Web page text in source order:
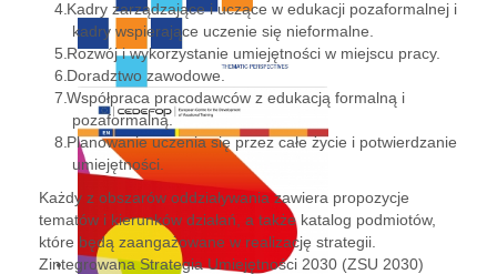
Kadry zarządzające i uczące w edukacji pozaformalnej i
kadry wspierające uczenie się nieformalne.
Rozwój i wykorzystanie umiejętności w miejscu pracy.
Doradztwo zawodowe.
Współpraca pracodawców z edukacją formalną i
pozaformalną.
Planowanie uczenia się przez całe życie i potwierdzanie
umiejętności.
Każdy z obszarów oddziaływania zawiera propozycje
tematów i kierunków działań, a także katalog podmiotów,
które będą zaangażowane w realizację strategii.
Zintegrowana Strategia Umiejętności 2030 (ZSU 2030)